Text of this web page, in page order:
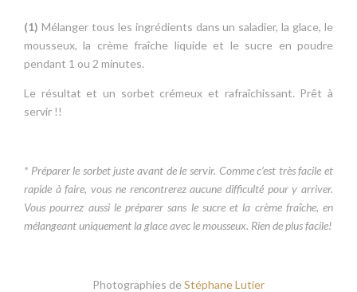
(1) Mélanger tous les ingrédients dans un saladier, la glace, le
mousseux, la crème fraîche liquide et le sucre en poudre
pendant 1 ou 2 minutes.
Le résultat et un sorbet crémeux et rafraîchissant. Prêt à
servir !!
* Préparer le sorbet juste avant de le servir. Comme c’est très facile et
rapide à faire, vous ne rencontrerez aucune difficulté pour y arriver.
Vous pourrez aussi le préparer sans le sucre et la crème fraîche, en
mélangeant uniquement la glace avec le mousseux. Rien de plus facile!
Photographies de Stéphane Lutier